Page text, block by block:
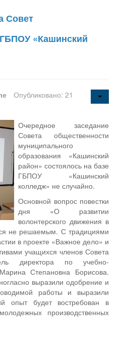
Совет
«Кашинский
Опубликовано: 21
Очередное заседание
Совета общественности
муниципального
образования «Кашинский
район» состоялось на базе
ГБПОУ «Кашинский
колледж» не случайно.
Основной вопрос повестки
дня «О развитии
волонтерского движения в
не решаемым. С традициями
в проекте «Важное дело» и
учащихся членов Совета
директора по учебно-
Степановна Борисова.
выразили одобрение и
работы и выразили
опыт будет востребован в
производственных